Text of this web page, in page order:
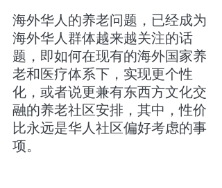
海外华人的养老问题，已经成为
海外华人群体越来越关注的话
题，即如何在现有的海外国家养
老和医疗体系下，实现更个性
化，或者说更兼有东西方文化交
融的养老社区安排，其中，性价
比永远是华人社区偏好考虑的事
项。